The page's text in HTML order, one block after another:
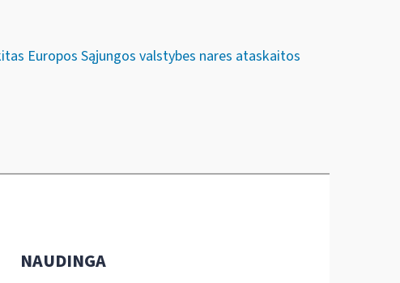
Europos Sąjungos valstybes nares ataskaitos
NAUDINGA